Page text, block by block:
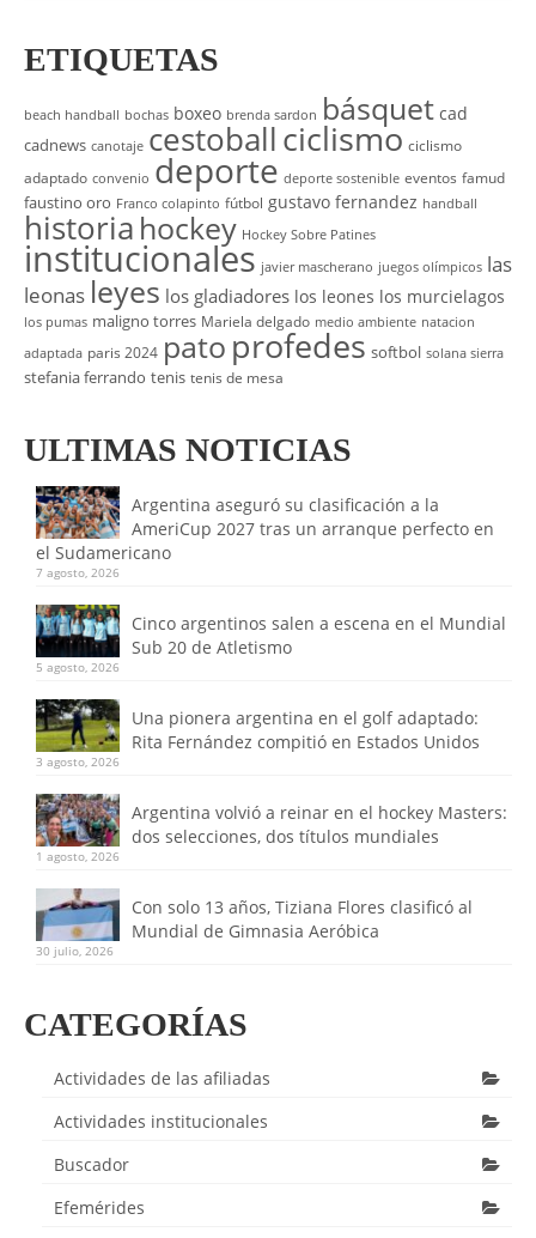
ETIQUETAS
beach handball bochas boxeo brenda sardon básquet cad
cadnews canotaje cestoballciclismo ciclismo
adaptado convenio deporte deporte sostenible eventos famud
faustino oro Franco colapinto fútbol gustavo fernandez handball
historia hockey Hockey Sobre Patines
institucionales javier mascherano juegos olímpicos las
leonas leyes los gladiadores los leones los murcielagos
los pumas maligno torres Mariela delgado medio ambiente natacion
adaptada paris 2024 pato profedes softbol solana sierra
stefania ferrando tenis tenis de mesa
ULTIMAS NOTICIAS
Argentina aseguró su clasificación a la
AmeriCup 2027 tras un arranque perfecto en
el Sudamericano
7 agosto, 2026
Cinco argentinos salen a escena en el Mundial
Sub 20 de Atletismo
5 agosto, 2026
Una pionera argentina en el golf adaptado:
Rita Fernández compitió en Estados Unidos
3 agosto, 2026
Argentina volvió a reinar en el hockey Masters:
dos selecciones, dos títulos mundiales
1 agosto, 2026
Con solo 13 años, Tiziana Flores clasificó al
Mundial de Gimnasia Aeróbica
30 julio, 2026
CATEGORÍAS
Actividades de las afiliadas
Actividades institucionales
Buscador
Efemérides